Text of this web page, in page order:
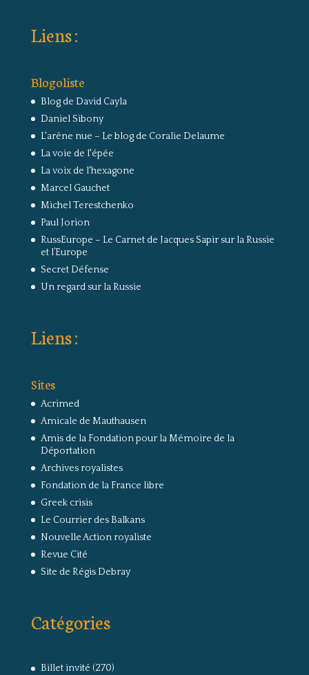
Liens :
Blogoliste
Blog de David Cayla
Daniel Sibony
L'arêne nue – Le blog de Coralie Delaume
La voie de l'épée
La voix de l'hexagone
Marcel Gauchet
Michel Terestchenko
Paul Jorion
RussEurope – Le Carnet de Jacques Sapir sur la Russie
et l’Europe
Secret Défense
Un regard sur la Russie
Liens :
Sites
Acrimed
Amicale de Mauthausen
Amis de la Fondation pour la Mémoire de la
Déportation
Archives royalistes
Fondation de la France libre
Greek crisis
Le Courrier des Balkans
Nouvelle Action royaliste
Revue Cité
Site de Régis Debray
Catégories
Billet invité (270)